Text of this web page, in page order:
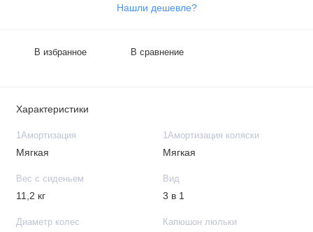
Нашли дешевле?
В избранное В сравнение
Характеристики
1Амортизация
Мягкая
1Амортизация коляски
Мягкая
Вес с сиденьем
11,2 кг
Вид
3 в 1
Диаметр колес Капюшон люльки